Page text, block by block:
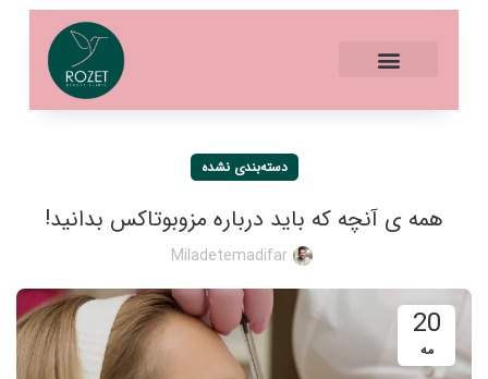
دسته‌بندی نشده
همه ی آنچه که باید درباره مزوبوتاکس بدانید!
Miladetemadifar
20
مه